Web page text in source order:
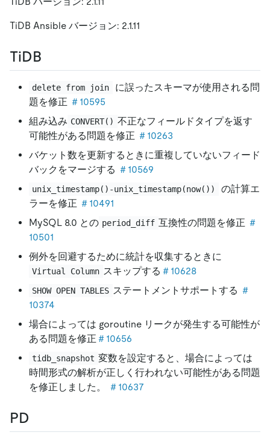
TiDB Ansible バージョン: 2.1.11
TiDB
delete from join
に誤ったスキーマが使用される問
題を修正 ＃10595
組み込み CONVERT() 不正なフィールドタイプを返す
可能性がある問題を修正 ＃10263
バケット数を更新するときに重複していないフィード
バックをマージする ＃10569
unix_timestamp()-unix_timestamp(now())
の計算エ
ラーを修正 ＃10491
MySQL 8.0 との period_diff 互換性の問題を修正 ＃
10501
例外を回避するために統計を収集するときに
Virtual Column スキップする ＃10628
SHOW OPEN TABLES ステートメントサポートする ＃
10374
場合によっては goroutine リークが発生する可能性が
ある問題を修正 ＃10656
tidb_snapshot 変数を設定すると、場合によっては
時間形式の解析が正しく行われない可能性がある問題
を修正しました。
＃10637
PD